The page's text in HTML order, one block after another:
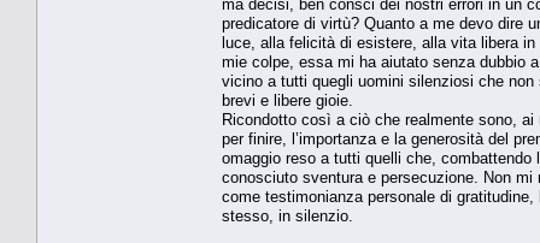
ma decisi, ben consci dei nostri errori in un
predicatore di virtù? Quanto a me devo dire
luce, alla felicità di esistere, alla vita libera
mie colpe, essa mi ha aiutato senza dubbio
vicino a tutti quegli uomini silenziosi che
brevi e libere gioie.
Ricondotto così a ciò che realmente sono,
per finire, l’importanza e la generosità del
omaggio reso a tutti quelli che,
conosciuto sventura e persecuzione. Non
come testimonianza personale di
stesso, in silenzio.